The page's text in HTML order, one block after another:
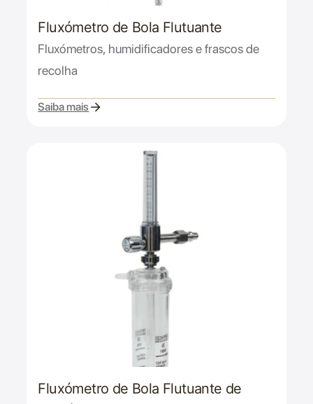
Fluxómetro de Bola Flutuante
Fluxómetros, humidificadores e frascos de
recolha
Saiba mais
Fluxómetro de Bola Flutuante de